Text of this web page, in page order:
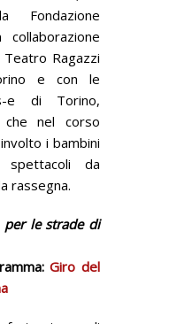
Fondazione
Ragazzi
e con le
e di Torino,
che nel corso
i bambini
da
rassegna.
le strade di
Giro del